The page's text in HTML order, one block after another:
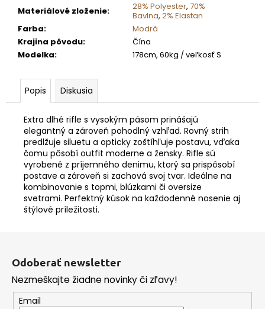
Materiálové zloženie: 28% Polyester, 70%
Bavlna, 2% Elastan
Farba:
Modrá
Krajina pôvodu:
Čína
Modelka: 178cm, 60kg / veľkosť S
Popis Diskusia
Extra dlhé rifle s vysokým pásom prinášajú
elegantný a zároveň pohodlný vzhľad. Rovný strih
predlžuje siluetu a opticky zoštíhľuje postavu, vďaka
čomu pôsobí outfit moderne a žensky. Rifle sú
vyrobené z príjemného denimu, ktorý sa prispôsobí
postave a zároveň si zachová svoj tvar. Ideálne na
kombinovanie s topmi, blúzkami či oversize
svetrami. Perfektný kúsok na každodenné nosenie aj
štýlové príležitosti.
Odoberať newsletter
Nezmeškajte žiadne novinky či zľavy!
Email